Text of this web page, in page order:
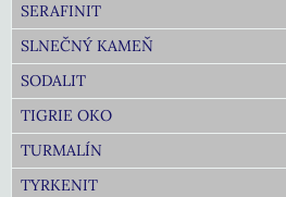
SERAFINIT
SLNEČNÝ KAMEŇ
SODALIT
TIGRIE OKO
TURMALÍN
TYRKENIT